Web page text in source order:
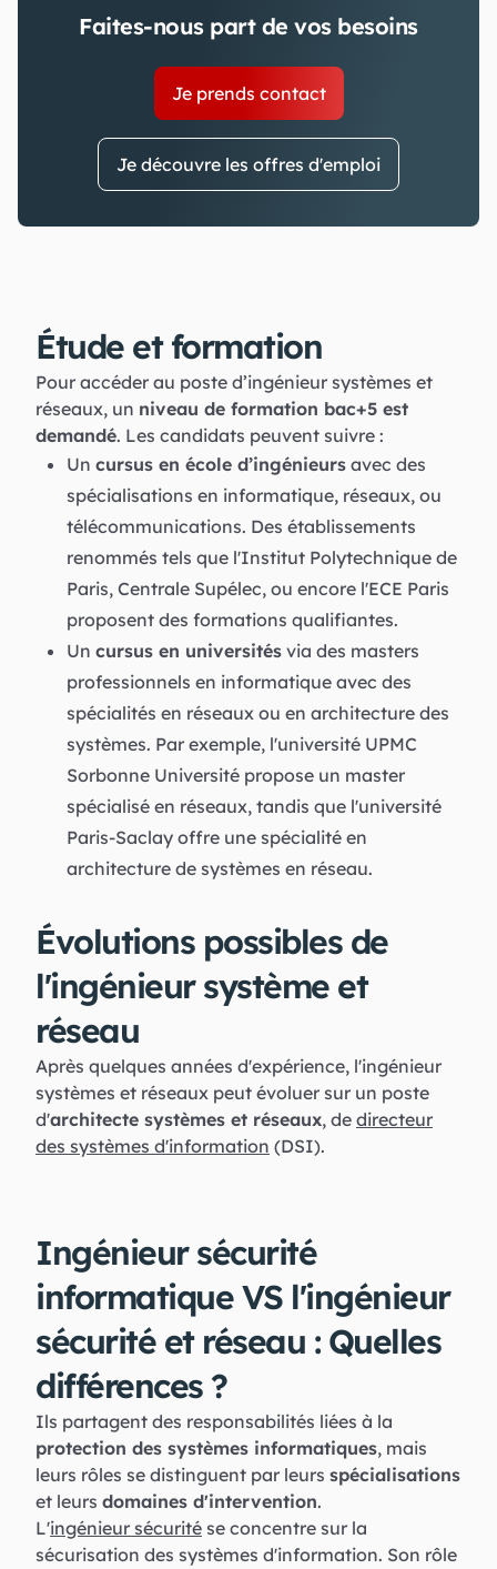
Faites-nous part de vos besoins
Je prends contact
Je découvre les offres d'emploi
Étude et formation
Pour accéder au poste d’ingénieur systèmes et
réseaux, un niveau de formation bac+5 est
demandé. Les candidats peuvent suivre :
Un cursus en école d’ingénieursavec des
spécialisations en informatique, réseaux, ou
télécommunications. Des établissements
renommés tels que l'Institut Polytechnique de
Paris, Centrale Supélec, ou encore l'ECE Paris
proposent des formations qualifiantes.
Un cursus en universitésvia des masters
professionnels en informatique avec des
spécialités en réseaux ou en architecture des
systèmes. Par exemple, l'université UPMC
Sorbonne Université propose un master
spécialisé en réseaux, tandis que l'université
Paris-Saclay offre une spécialité en
architecture de systèmes en réseau.
Évolutions possibles de
l'ingénieur système et
réseau
Après quelques années d'expérience, l'ingénieur
systèmes et réseaux peut évoluer sur un poste
d'architecte systèmes et réseaux, de directeur
des systèmes d'information (DSI).
Ingénieur sécurité
informatique VS l'ingénieur
sécurité et réseau : Quelles
différences ?
Ils partagent des responsabilités liées à la
protection des systèmes informatiques, mais
leurs rôles se distinguent par leurs spécialisations
et leurs domaines d'intervention.
L'ingénieur sécurité se concentre sur la
sécurisation des systèmes d'information. Son rôle